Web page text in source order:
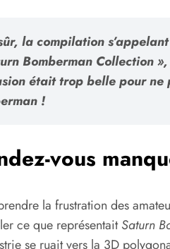
la compilation
Bomberman Collection
était trop belle pour
!
vous
la frustration des
ce que représentaitSaturn
se ruait vers la 3D